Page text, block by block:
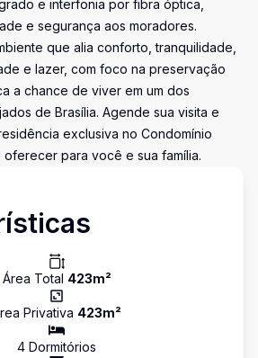
e interfonia por fibra óptica,
e segurança aos moradores.
que alia conforto, tranquilidade,
e lazer, com foco na preservação
a chance de viver em um dos
de Brasília. Agende sua visita e
exclusiva no Condomínio
para você e sua família.
Área Total 423m²
Privativa 423m²
4 Dormitórios